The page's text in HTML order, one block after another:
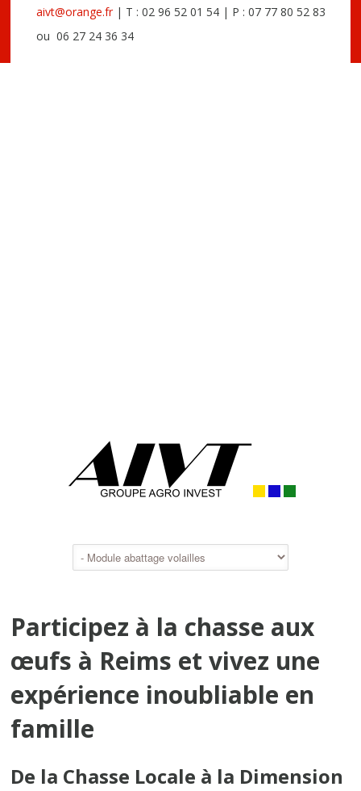
aivt@orange.fr| T : 02 96 52 01 54 | P : 07 77 80 52 83
ou 06 27 24 36 34
Participez à la chasse aux
œufs à Reims et vivez une
expérience inoubliable en
famille
De la Chasse Locale à la Dimension